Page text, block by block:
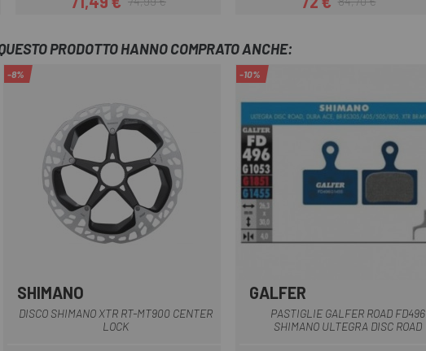
Prezzo
Prezzo base Prezzo
Prezzo base
PRODOTTO HANNO COMPRATO ANCHE:
-8%
SHIMANO
DISCO SHIMANO XTR RT-MT900 CENTER
LOCK
-10%
GALFER
PASTIGLIE GALFER ROAD FD496
SHIMANO ULTEGRA DISC ROAD